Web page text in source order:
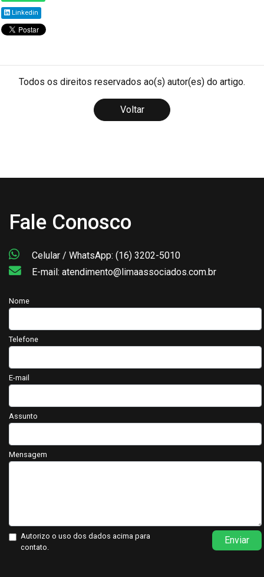
Linkedin
Todos os direitos reservados ao(s) autor(es) do artigo.
Voltar
Fale Conosco
Celular / WhatsApp: (16) 3202-5010
E-mail: atendimento@limaassociados.com.br
Nome
Telefone
E-mail
Assunto
Mensagem
Autorizo o uso dos dados acima para
contato.
Enviar